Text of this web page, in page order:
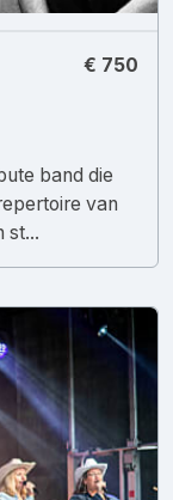
€ 750
band die
van
st...